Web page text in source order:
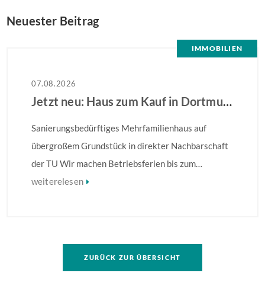
Neuester Beitrag
IMMOBILIEN
07.08.2026
Jetzt neu: Haus zum Kauf in Dortmund
Sanierungsbedürftiges Mehrfamilienhaus auf
übergroßem Grundstück in direkter Nachbarschaft
der TU Wir machen Betriebsferien bis zum
28.08.2026 – Ihre Anfrage wird ab dem 31.08.2026
Grundstückes, auf dem ggf. eine umfassendere
Bebauung möglich ist. Weitere Informationen finden
weiterelesen
ZURÜCK ZUR ÜBERSICHT